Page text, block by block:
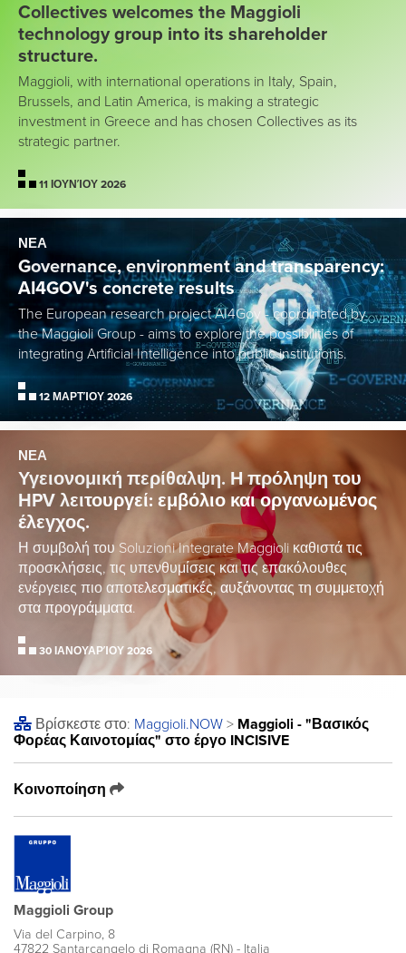
Collectives welcomes the Maggioli
technology group into its shareholder
structure.
Maggioli, with international operations in Italy, Spain,
Brussels, and Latin America, is making a strategic
investment in Greece and has chosen Collectives as its
strategic partner.
11 ΙΟΥΝΊΟΥ 2026
ΝΕΑ
Governance, environment and transparency:
AI4GOV's concrete results
The European research project AI4Gov - coordinated by
the Maggioli Group - aims to explore the possibilities of
integrating Artificial Intelligence into public institutions.
12 ΜΑΡΤΊΟΥ 2026
ΝΕΑ
Υγειονομική περίθαλψη. Η πρόληψη του
HPV λειτουργεί: εμβόλιο και οργανωμένος
έλεγχος.
Η συμβολή του Soluzioni Integrate Maggioli καθιστά τις
προσκλήσεις, τις υπενθυμίσεις και τις επακόλουθες
ενέργειες πιο αποτελεσματικές, αυξάνοντας τη συμμετοχή
στα προγράμματα.
30 ΙΑΝΟΥΑΡΊΟΥ 2026
Βρίσκεστε στο: Maggioli.NOW > Maggioli - "Βασικός
Φορέας Καινοτομίας" στο έργο INCISIVE
Κοινοποίηση
Maggioli Group
Via del Carpino, 8
47822 Santarcangelo di Romagna (RN) - Italia